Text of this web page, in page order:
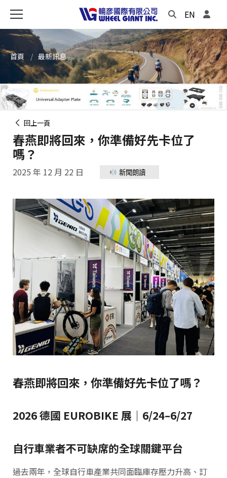
EN
首頁 最新訊息
回上一頁
春燕即將回來，你準備好先卡位了
嗎？
2025 年 12 月 22 日 新聞朗讀
春燕即將回來，你準備好先卡位了嗎？
2026 德國 EUROBIKE 展｜6/24–6/27
自行車業者不可缺席的全球關鍵平台
過去兩年，全球自行車產業共同面臨庫存壓力升高、訂